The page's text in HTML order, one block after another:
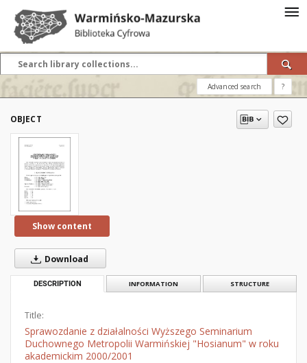
Advanced search ?
OBJECT
Show content
Download
DESCRIPTION INFORMATION STRUCTURE
Title:
Sprawozdanie z działalności Wyższego Seminarium
Duchownego Metropolii Warmińskiej "Hosianum" w roku
akademickim 2000/2001